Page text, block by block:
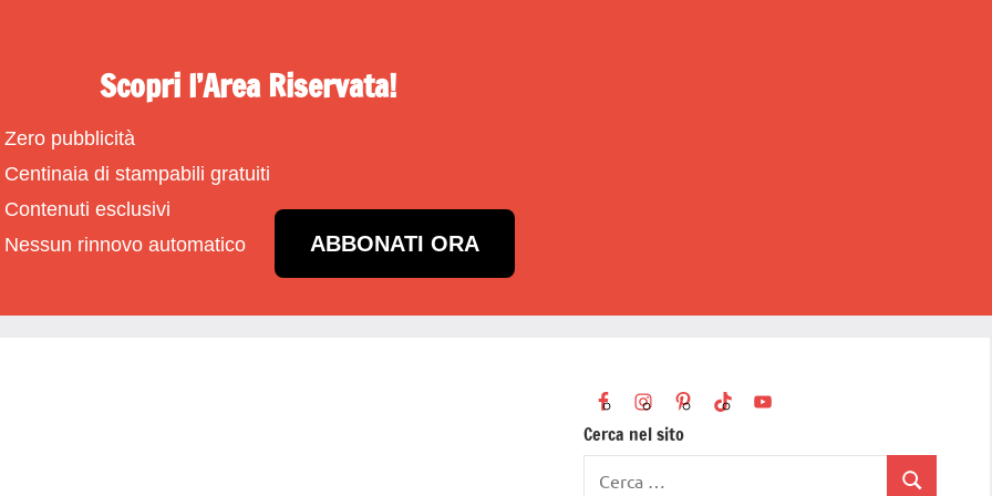
Scopri l’Area Riservata!
Zero pubblicità
Centinaia di stampabili gratuiti
Contenuti esclusivi
Nessun rinnovo automatico
ABBONATI ORA
Cerca nel sito